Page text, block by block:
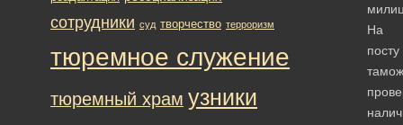
На
посту
сотрудники суд творчество терроризм
тюремное служение
тюремный храм узники